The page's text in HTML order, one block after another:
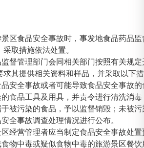
区食品安全事故时，事发地食品药品
取措施依法处置。
督管理部门会同相关部门按照有关规
其提供相关资料和样品，并采取以下
品安全事故或者可能导致食品安全事故
的食品工具及用具，并责令进行清洗消
于被污染的食品，予以监督销毁；未被
全事故调查处理情况进行公布。
经营管理者应当制定食品安全事故处
食物中毒或疑似食物中毒的旅游景区